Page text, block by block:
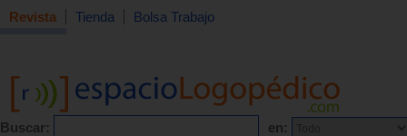
Revista Tienda Bolsa Trabajo
Buscar: en: